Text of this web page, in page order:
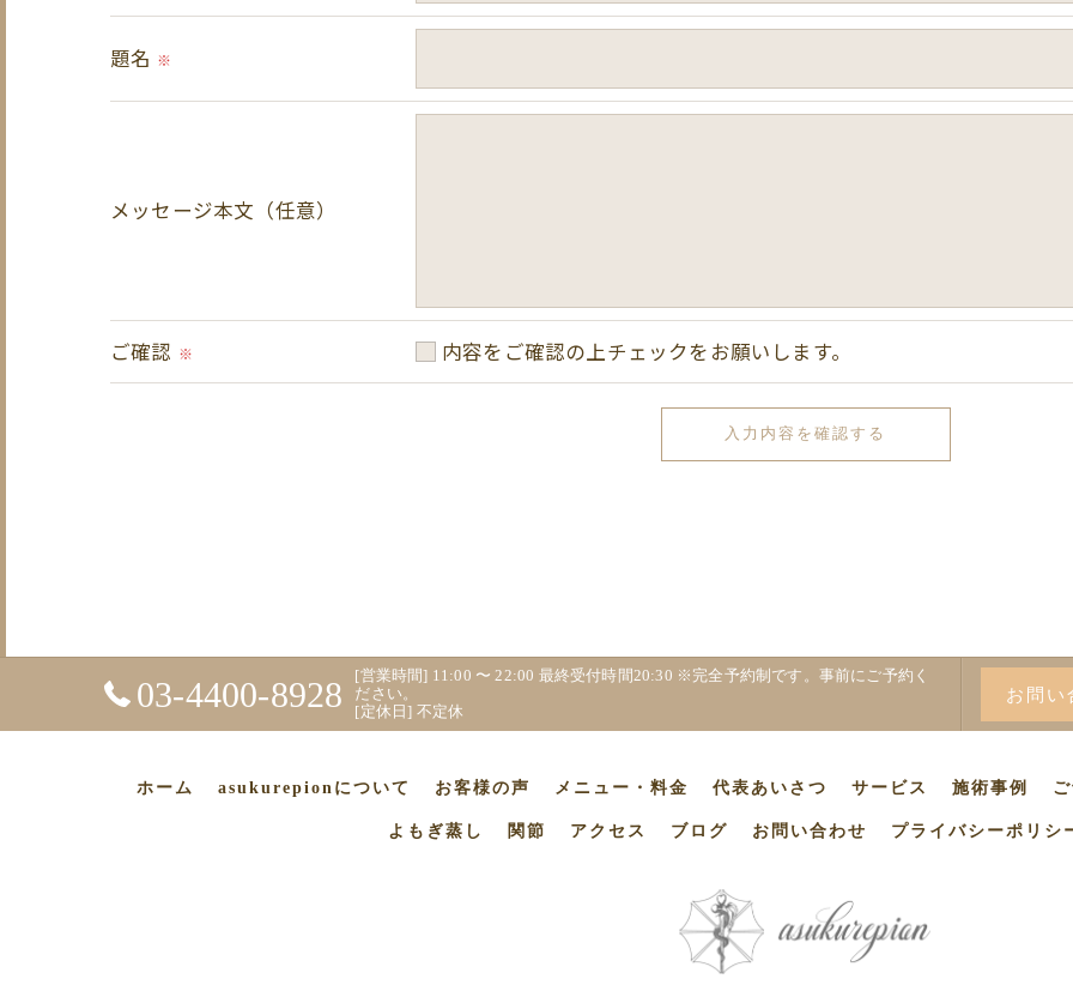
＜個人情報の安全管理＞
当社では、個人情報の漏洩等がなされないよう、適切に安全管理対策を実施します。
必要な情報を頂けない場合は、それに対応した当社のサービスをご提供できない場合がございますの
当社では、お客様の個人情報の開示･訂正･削除・利用停止の手続を定めさせて頂いております。
ご本人である事を確認のうえ、対応させて頂きます。
個人情報の開示･訂正･削除・利用停止の具体的手続きにつきましては、お電話でお問合せ下さい。
題名 ※
メッセージ本文（任意）
ご確認 ※ 内容をご確認の上チェックをお願いします。
03-4400-8928
[営業時間] 11:00 〜 22:00 最終受付時間20:30 ※完全予約制です。事前にご予約く
ださい。
[定休日] 不定休
お問い
ホーム asukurepionについて お客様の声 メニュー・料金 代表あいさつ サービス 施術事例
よもぎ蒸し 関節 アクセス ブログ お問い合わせ プライバシーポリシ